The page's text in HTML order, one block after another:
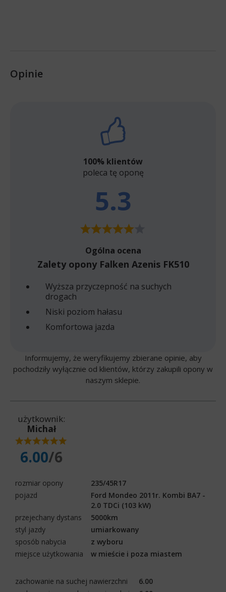
Opinie
100% klientów
poleca tę oponę
5.3
Ogólna ocena
Zalety opony Falken Azenis FK510
Wyższa przyczepność na suchych
drogach
Niski poziom hałasu
Komfortowa jazda
Informujemy, że weryfikujemy zbierane opinie, aby
pochodziły wyłącznie od klientów, którzy zakupili opony w
naszym sklepie.
użytkownik:
Michał
6.00/6
rozmiar opony
235/45R17
pojazd
Ford Mondeo 2011r. Kombi BA7 -
2.0 TDCi (103 kW)
przejechany dystans
5000km
styl jazdy
umiarkowany
sposób nabycia
z wyboru
miejsce użytkowania
w mieście i poza miastem
zachowanie na suchej nawierzchni
6.00